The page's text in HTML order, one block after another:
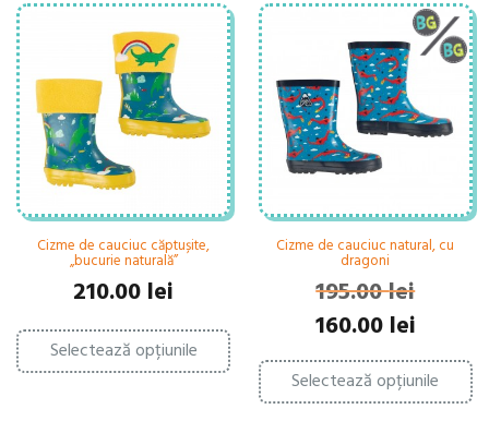
Cizme de cauciuc căptușite,
„bucurie naturală”
210.00 lei
Selectează opțiunile
Acest
produs
are
multe
Cizme de cauciuc natural, cu
dragoni
195.00lei
Prețul
inițial
a
fost:
195.00 lei.
160.00 leiPrețul
curent
este:
160.00 lei.
Selectează opțiunile